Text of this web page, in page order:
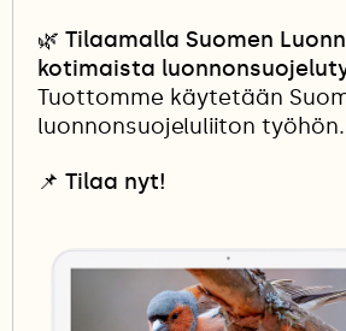
🌿 Tilaamalla Suomen
kotimaista
Tuottomme käytetään
luonnonsuojeluliiton työhön.
📌 Tilaa nyt!